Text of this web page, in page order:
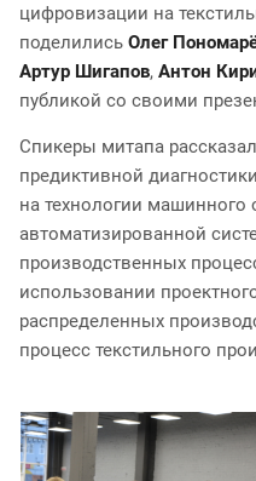
цифровизации на
поделились Олег
Артур Шигапов, Антон
публикой со своими
Спикеры митапа
предиктивной
на технологии машинного
автоматизированной
производственных
использовании
распределенных
процесс текстильного